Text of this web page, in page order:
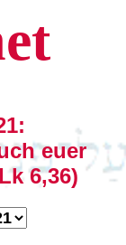
euer
6,36)